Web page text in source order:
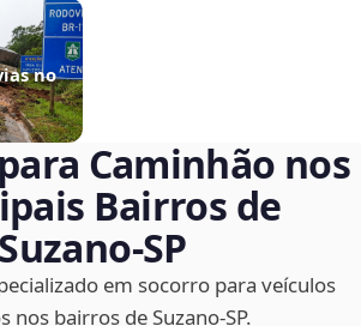
no
Caminhão nos
Bairros de
Suzano‑SP
em socorro para veículos
nos bairros de Suzano‑SP.